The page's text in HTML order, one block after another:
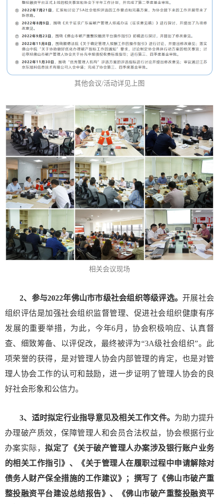
其他会议/活动详见上图
相关会议现场
2、参与2022年佛山市市级社会组织等级评选。开展社会
组织评估是加强社会组织监督管理、促进社会组织健康有序
发展的重要举措，为此，今年6月，协会积极响应、认真督
查、细致筹备、以评促改，最终被评为“3A级社会组织”。此
项荣誉的获得，是对管理人协会内部管理的肯定，也是对管
理人协会工作的认可和鼓励，进一步证明了管理人协会的良
好社会形象和公信力。
3、适时拟定行业指导意见及相关工作文件。 为助力提升
办理破产质效，保障管理人和会员合法权益，协会根据行业
办案实际，拟定了《关于破产管理人办案涉及银行账户业务
的相关工作指引》、《关于管理人在履职过程中申请解除对
债务人财产保全措施的工作建议》；撰写了《佛山市破产重
整投融资平台建设总结报告》、《佛山市破产重整投融资平